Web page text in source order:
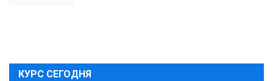
КУРС СЕГОДНЯ